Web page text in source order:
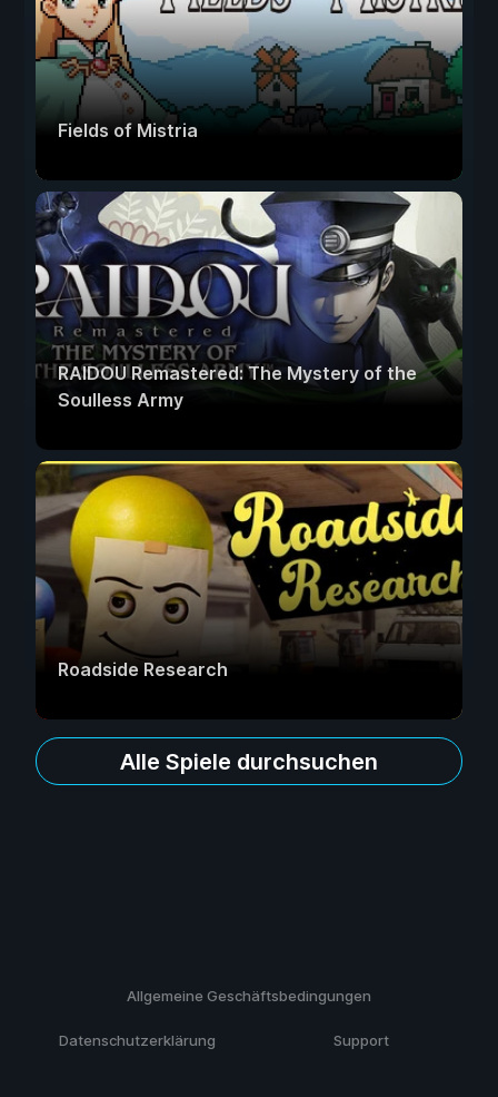
Fields of Mistria
RAIDOU Remastered: The Mystery of the
Soulless Army
Roadside Research
Alle Spiele durchsuchen
Allgemeine Geschäftsbedingungen
Datenschutzerklärung Support